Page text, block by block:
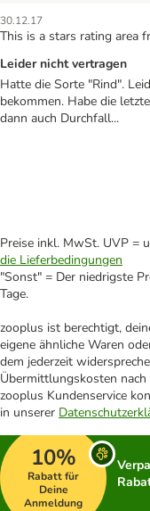
30.12.17
This is a stars rating area
Leider nicht vertragen
Hatte die Sorte "Rind".
bekommen. Habe die
dann auch Durchfall...
Preise inkl. MwSt. UVP =
die Lieferbedingungen
"Sonst" = Der niedrigste
Tage.
zooplus ist berechtigt,
eigene ähnliche Waren
dem jederzeit
Übermittlungskosten
zooplus Kundenservice
in unserer
10%
Rabatt für
Deine
Anmeldung